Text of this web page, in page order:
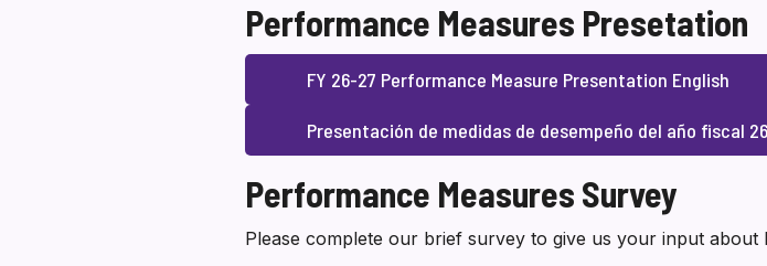
Performance Measures Presetation
FY 26-27 Performance Measure Presentation English
Presentación de medidas de desempeño del año fiscal
Performance Measures Survey
Please complete our brief survey to give us your input